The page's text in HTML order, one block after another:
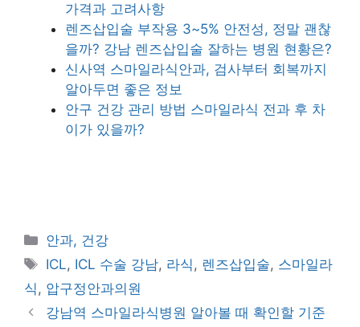
가격과 고려사항
렌즈삽입술 부작용 3~5% 안전성, 정말 괜찮
을까? 강남 렌즈삽입술 잘하는 병원 현황은?
신사역 스마일라식안과, 검사부터 회복까지
알아두면 좋은 정보
안구 건강 관리 방법 스마일라식 전과 후 차
이가 있을까?
카
테
리
안과, 건강
태
그
ICL, ICL 수술 강남, 라식 , 렌즈삽입술, 스마일라
식 , 압구정안과의원
강남역 스마일라식병원 알아볼 때 확인할 기준